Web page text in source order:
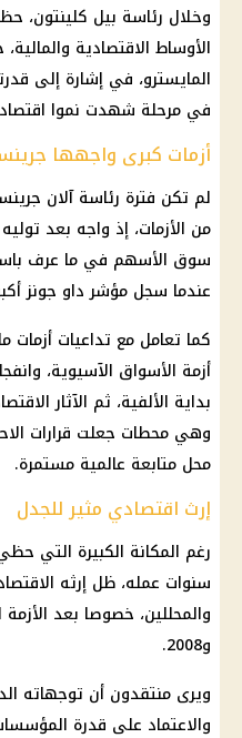
وخلال رئاسة بيل كلينتون،
الأوساط الاقتصادية
المايسترو، في إشارة إلى
في مرحلة شهدت نموا
أزمات كبرى واجهها
لم تكن فترة رئاسة آلان
من الأزمات، إذ واجه بعد
عندما سجل مؤشر داو جونز
كما تعامل مع تداعيات أزمات
أزمة الأسواق الآسيوية،
وهي محطات جعلت قرارات
محل متابعة عالمية مستمرة.
إرث اقتصادي مثير للجدل
رغم المكانة الكبيرة التي
سنوات عمله، ظل إرثه
و2008.
ويرى منتقدون أن توجهاته
والاعتماد على قدرة